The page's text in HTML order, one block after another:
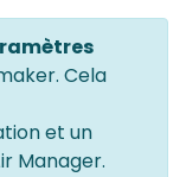
Cela
et un
Manager.